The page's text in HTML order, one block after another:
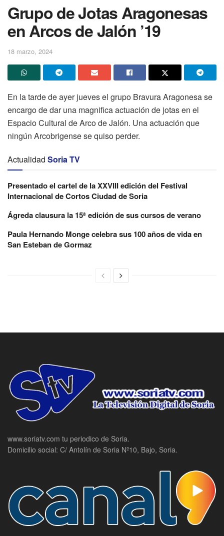
Grupo de Jotas Aragonesas
en Arcos de Jalón ’19
18 marzo, 2024
En la tarde de ayer jueves el grupo Bravura Aragonesa se
encargo de dar una magnifica actuación de jotas en el
Espacio Cultural de Arco de Jalón. Una actuación que
ningún Arcobrigense se quiso perder.
Actualidad Soria TV
Presentado el cartel de la XXVIII edición del Festival
Internacional de Cortos Ciudad de Soria
Ágreda clausura la 15ª edición de sus cursos de verano
Paula Hernando Monge celebra sus 100 años de vida en
San Esteban de Gormaz
www.soriatv.com tu periodico de Soria.
Domicilio social: C/ Antolín de Soria Nº10, Bajo, Soria.